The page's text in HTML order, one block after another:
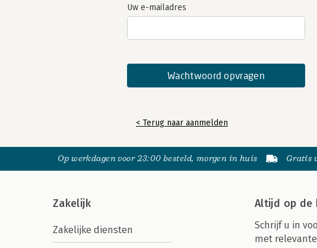
Uw e-mailadres
< Terug naar aanmelden
Op werkdagen voor 23:00 besteld, morgen in huis Gratis
Zakelijk
Zakelijke diensten
Altijd op de
Schrijf u in
met